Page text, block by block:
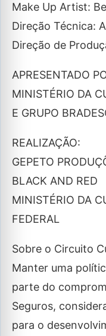
Make Up Artist:
Direção Técnica:
Direção de
APRESENTADO
MINISTÉRIO DA
E GRUPO
REALIZAÇÃO:
GEPETO
BLACK AND RED
MINISTÉRIO DA
FEDERAL
Sobre o Circuito
Manter uma
parte do
Seguros,
para o